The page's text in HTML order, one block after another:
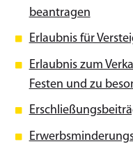
beantragen
Erlaubnis für
Erlaubnis zum
Festen und zu